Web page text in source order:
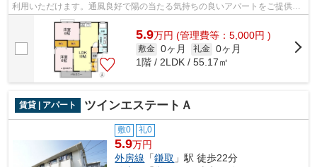
利用いただけます。通風良好で陽の当たる気持ちの良いアパートをご提供い
たします。使い勝手の良いアパートでイ...
5.9万円 (管理費等：5,000円 )
敷金 0ヶ月 礼金 0ヶ月
1階 / 2LDK / 55.17㎡
賃貸 | アパート ツインエステートＡ
敷0 礼0
5.9万円
外房線 「鎌取 」駅 徒歩22分